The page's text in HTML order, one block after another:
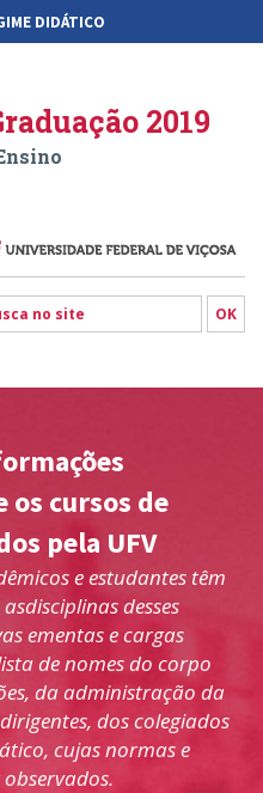
DIDÁTICO
RIO PARANAÍBA FLORESTAL
2019
cursos de
pela UFV
e estudantes têm
desses
ementas e cargas
de nomes do corpo
da administração da
dos colegiados
cujas normas e